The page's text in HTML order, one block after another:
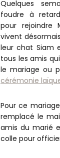
Quelques
foudre à
pour rejoindre
vivent
leur chat Siam
tous les amis
le mariage ou
cérémonie
Pour ce
remplacé le
amis du marié
colle pour